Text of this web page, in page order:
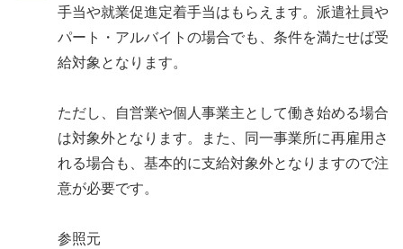
手当や就業促進定着手当はもらえます。派遣社員や
パート・アルバイトの場合でも、条件を満たせば受
給対象となります。
ただし、自営業や個人事業主として働き始める場合
は対象外となります。また、同一事業所に再雇用さ
れる場合も、基本的に支給対象外となりますので注
意が必要です。
参照元